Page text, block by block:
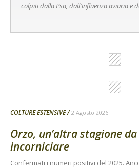
colpiti dalla Psa, dall'influenza aviaria e
COLTURE ESTENSIVE 2 Agosto 2026
Orzo, un’altra stagione da
incorniciare
Confermati i numeri positivi del 2025.